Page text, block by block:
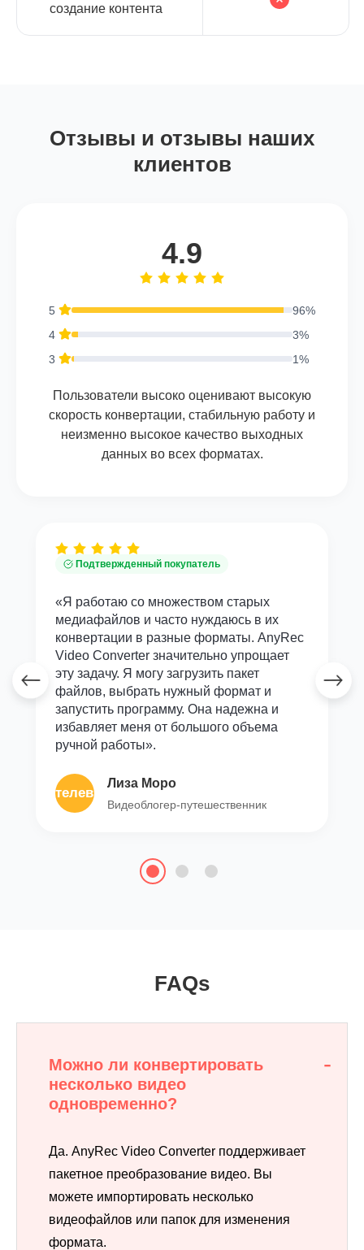
создание контента
Отзывы и отзывы наших
клиентов
4.9
5
96%
4
3%
3
1%
Пользователи высоко оценивают высокую
скорость конвертации, стабильную работу и
неизменно высокое качество выходных
данных во всех форматах.
Подтвержденный покупатель
«Я работаю со множеством старых
медиафайлов и часто нуждаюсь в их
конвертации в разные форматы. AnyRec
Video Converter значительно упрощает
эту задачу. Я могу загрузить пакет
файлов, выбрать нужный формат и
запустить программу. Она надежна и
избавляет меня от большого объема
ручной работы».
телевидение
Лиза Моро
Видеоблогер-путешественник
FAQs
Можно ли конвертировать
несколько видео
одновременно?
Да. AnyRec Video Converter поддерживает
пакетное преобразование видео. Вы
можете импортировать несколько
видеофайлов или папок для изменения
формата.